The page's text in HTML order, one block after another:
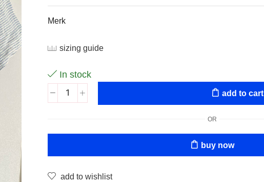
Merk
sizing guide
In stock
add to cart
OR
buy now
add to wishlist